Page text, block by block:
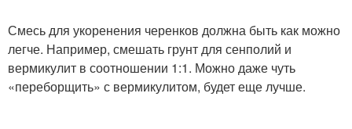
Смесь для укоренения черенков должна быть как можно
легче. Например, смешать грунт для сенполий и
вермикулит в соотношении 1:1. Можно даже чуть
«переборщить» с вермикулитом, будет еще лучше.